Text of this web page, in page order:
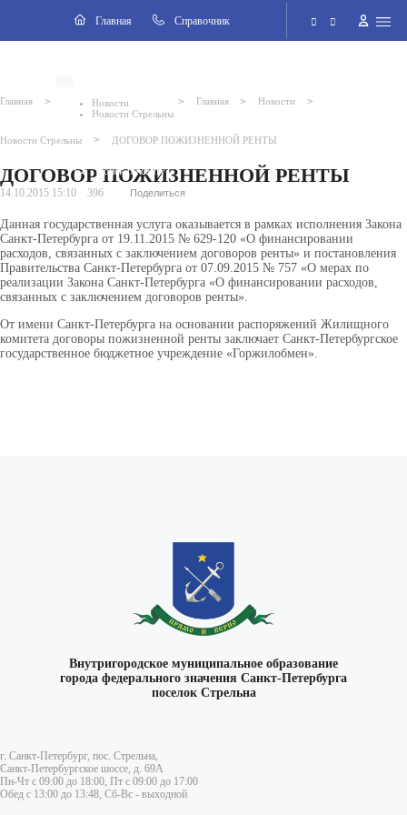
Главная Cправочник
Версия для слабовидящих
Поиск по сайту
2026 © Внутригородское муниципальное образование города
федерального значения Санкт-Петербурга поселок Стрельна
ВКонтакте
Главная >
Новости
Новости Стрельны
> Главная > Новости >
Новости Стрельны > ДОГОВОР ПОЖИЗНЕННОЙ РЕНТЫ
ДОГОВОР ПОЖИЗНЕННОЙ РЕНТЫ
14.10.2015 15:10 396 Поделиться
Данная государственная услуга оказывается в рамках исполнения Закона
Санкт-Петербурга от 19.11.2015 № 629-120 «О финансировании
расходов, связанных с заключением договоров ренты» и постановления
Правительства Санкт-Петербурга от 07.09.2015 № 757 «О мерах по
реализации Закона Санкт-Петербурга «О финансировании расходов,
связанных с заключением договоров ренты».
От имени Санкт-Петербурга на основании распоряжений Жилищного
комитета договоры пожизненной ренты заключает Санкт-Петербургское
государственное бюджетное учреждение «Горжилобмен».
Внутригородское муниципальное образование
города федерального значения Санкт-Петербурга
поселок Стрельна
г. Санкт-Петербург, пос. Стрельна,
Санкт-Петербургское шоссе, д. 69А
Пн-Чт с 09:00 до 18:00, Пт с 09:00 до 17:00
Обед с 13:00 до 13:48, Сб-Вс - выходной